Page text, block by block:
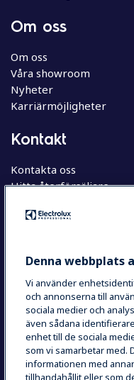
Om oss
Om oss
Våra showroom
Nyheter
Karriärmöjligheter
Kontakt
Kontakta oss
Hitta återförsäljare
COUNTRY
YOUR
Denna webbplats
Vi använder
och annonserna till
sociala medier och
även sådana
enhet till de sociala
som vi samarbetar med.
informationen med
tillhandahållit eller som